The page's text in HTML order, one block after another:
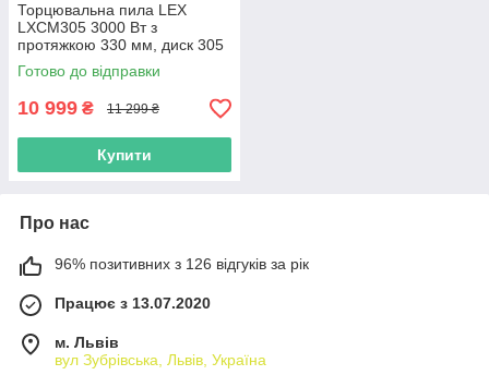
Торцювальна пила LEX
LXCM305 3000 Вт з
протяжкою 330 мм, диск 305
мм, лазер, стусло по дереву
Готово до відправки
10 999 ₴ 11 299 ₴
Купити
Про нас
96% позитивних з 126 відгуків за рік
Працює з 13.07.2020
м. Львів
вул Зубрівська, Львів, Україна